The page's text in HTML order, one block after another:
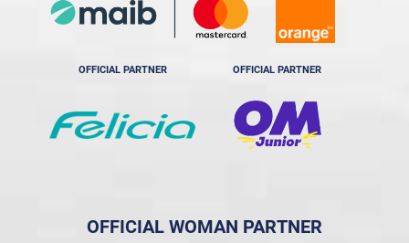
OFFICIAL PARTNER OFFICIAL PARTNER
OFFICIAL WOMAN PARTNER